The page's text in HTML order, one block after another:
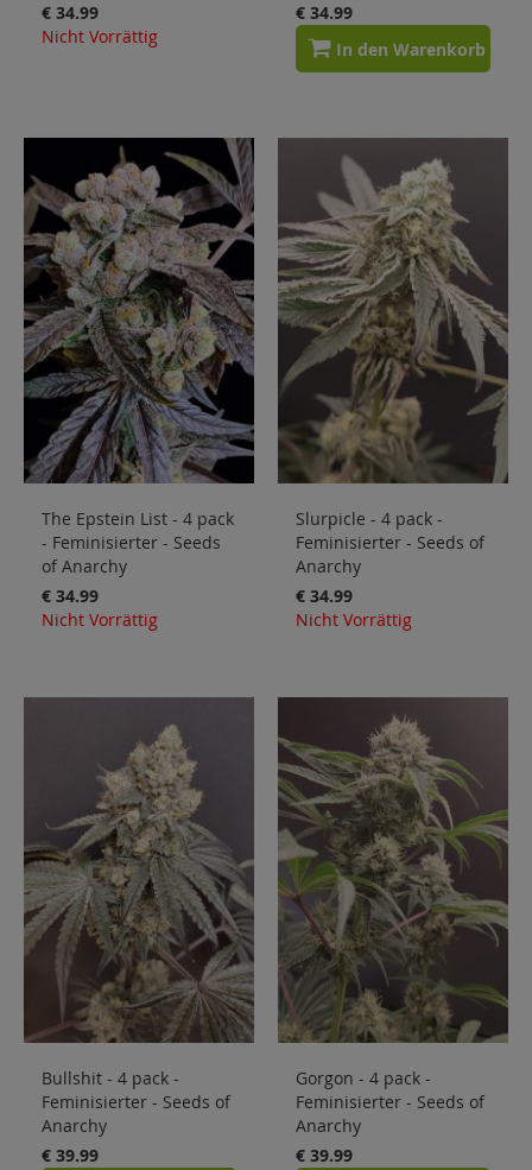
€ 34.99
Nicht Vorrättig
€ 34.99
In den Warenkorb
The Epstein List - 4 pack
- Feminisierter - Seeds
of Anarchy
€ 34.99
Nicht Vorrättig
Slurpicle - 4 pack -
Feminisierter - Seeds of
Anarchy
€ 34.99
Nicht Vorrättig
Bullshit - 4 pack -
Feminisierter - Seeds of
Anarchy
€ 39.99
Gorgon - 4 pack -
Feminisierter - Seeds of
Anarchy
€ 39.99